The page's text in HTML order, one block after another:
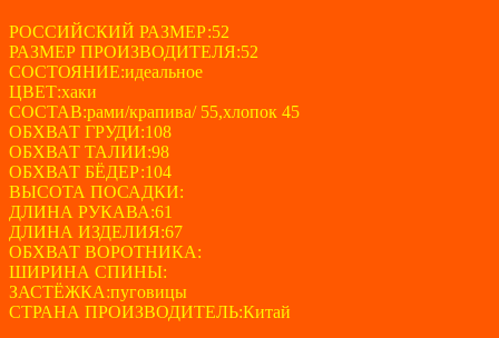
составляла
4730 ₽.
1700 ₽.
РОССИЙСКИЙ РАЗМЕР:52
РАЗМЕР ПРОИЗВОДИТЕЛЯ:52
СОСТОЯНИЕ:идеальное
ЦВЕТ:хаки
СОСТАВ:рами/крапива/ 55,хлопок 45
ОБХВАТ ГРУДИ:108
ОБХВАТ ТАЛИИ:98
ОБХВАТ БЁДЕР:104
ВЫСОТА ПОСАДКИ:
ДЛИНА РУКАВА:61
ДЛИНА ИЗДЕЛИЯ:67
ОБХВАТ ВОРОТНИКА:
ШИРИНА СПИНЫ:
ЗАСТЁЖКА:пуговицы
СТРАНА ПРОИЗВОДИТЕЛЬ:Китай